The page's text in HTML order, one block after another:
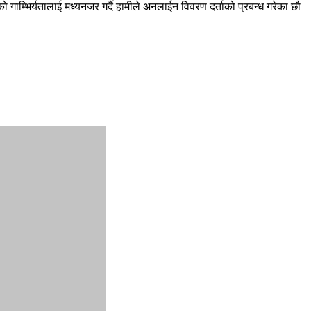
मध्यनजर गर्दै हामीले अनलाईन विवरण दर्ताको प्रबन्ध गरेका छौ